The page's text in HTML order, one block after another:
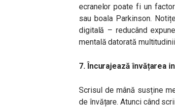
ecranelor poate fi un
sau boala Parkinson.
digitală – reducând
mentală datorată
7. Încurajează învățarea
Scrisul de mână susține
de învățare. Atunci când